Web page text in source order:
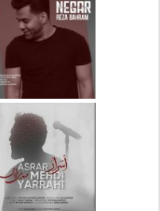
دانلود آلبوم جدید سیروان
خسروی بنام مونولوگ
دانلود آهنگ جدید رضا
بهرام بنام نگار